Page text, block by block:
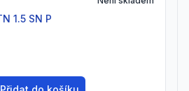
1.5 SN P